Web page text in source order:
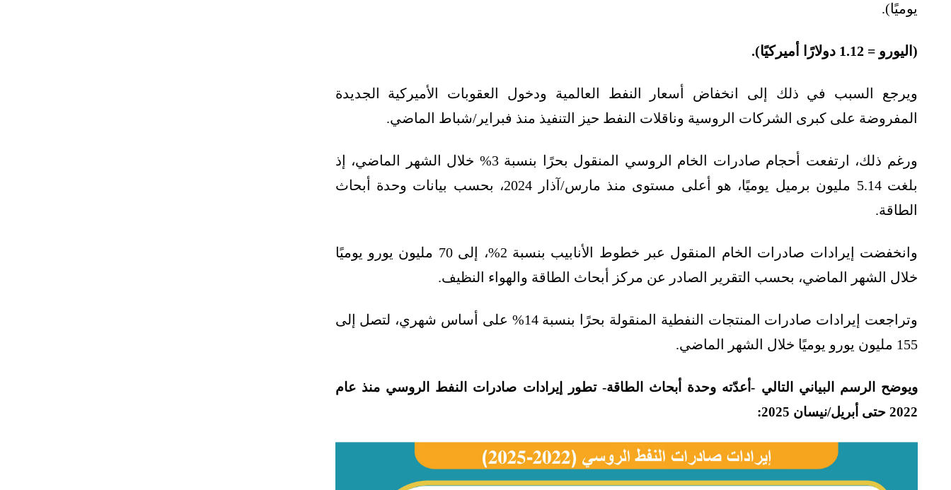
يوميًا).
(اليورو = 1.12 دولارًا أميركيًا).
ويرجع السبب في ذلك إلى انخفاض أسعار النفط العالمية ودخول العقوبات الأميركية الجديدة
المفروضة على كبرى الشركات الروسية وناقلات النفط حيز التنفيذ منذ فبراير/شباط الماضي.
ورغم ذلك، ارتفعت أحجام صادرات الخام الروسي المنقول بحرًا بنسبة 3% خلال الشهر الماضي، إذ
بلغت 5.14 مليون برميل يوميًا، هو أعلى مستوى منذ مارس/آذار 2024، بحسب بيانات وحدة أبحاث
الطاقة.
وانخفضت إيرادات صادرات الخام المنقول عبر خطوط الأنابيب بنسبة 2%، إلى 70 مليون يورو يوميًا
خلال الشهر الماضي، بحسب التقرير الصادر عن مركز أبحاث الطاقة والهواء النظيف.
وتراجعت إيرادات صادرات المنتجات النفطية المنقولة بحرًا بنسبة 14% على أساس شهري، لتصل إلى
155 مليون يورو يوميًا خلال الشهر الماضي.
ويوضح الرسم البياني التالي -أعدّته وحدة أبحاث الطاقة- تطور إيرادات صادرات النفط الروسي منذ عام
2022 حتى أبريل/نيسان 2025: